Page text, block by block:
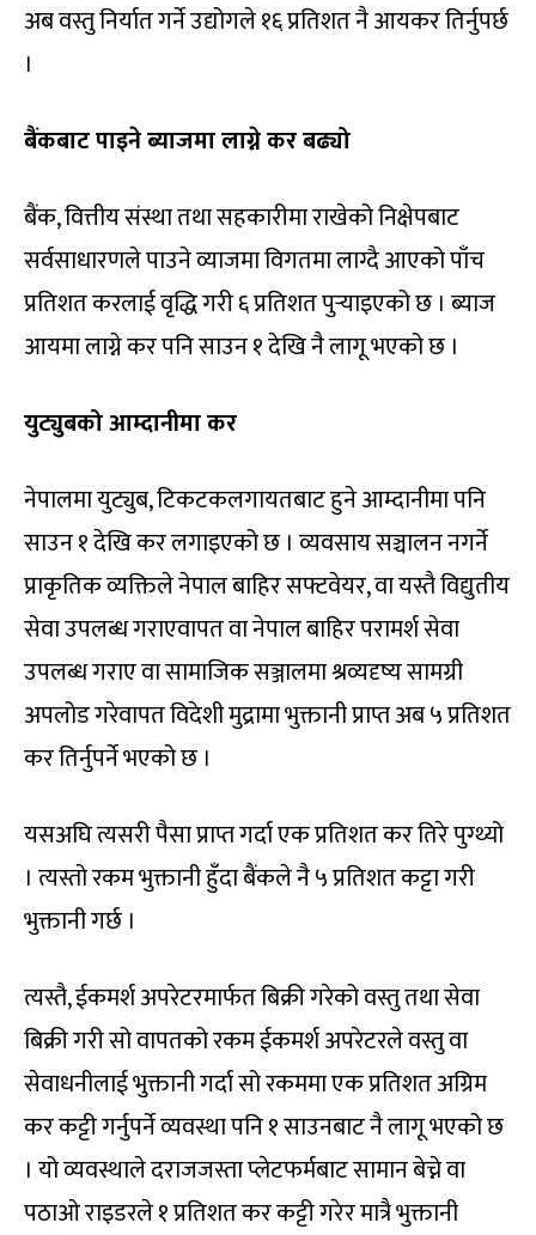
अब वस्तु निर्यात गर्ने उद्योगले १६ प्रतिशत नै आयकर तिर्नुपर्छ
।
बैंकबाट पाइने ब्याजमा लाग्ने कर बढ्यो
बैंक, वित्तीय संस्था तथा सहकारीमा राखेको निक्षेपबाट
सर्वसाधारणले पाउने व्याजमा विगतमा लाग्दै आएको पाँच
प्रतिशत करलाई वृद्धि गरी ६ प्रतिशत पुर्‍याइएको छ । ब्याज
आयमा लाग्ने कर पनि साउन १ देखि नै लागू भएको छ ।
युट्युबको आम्दानीमा कर
नेपालमा युट्युब, टिकटकलगायतबाट हुने आम्दानीमा पनि
साउन १ देखि कर लगाइएको छ । व्यवसाय सञ्चालन नगर्ने
प्राकृतिक व्यक्तिले नेपाल बाहिर सफ्टवेयर, वा यस्तै विद्युतीय
सेवा उपलब्ध गराएवापत वा नेपाल बाहिर परामर्श सेवा
उपलब्ध गराए वा सामाजिक सञ्जालमा श्रव्यदृष्य सामग्री
अपलोड गरेवापत विदेशी मुद्रामा भुक्तानी प्राप्त अब ५ प्रतिशत
कर तिर्नुपर्ने भएको छ ।
यसअघि त्यसरी पैसा प्राप्त गर्दा एक प्रतिशत कर तिरे पुग्थ्यो
। त्यस्तो रकम भुक्तानी हुँदा बैंकले नै ५ प्रतिशत कट्टा गरी
भुक्तानी गर्छ ।
त्यस्तै, ईकमर्श अपरेटरमार्फत बिक्री गरेको वस्तु तथा सेवा
बिक्री गरी सो वापतको रकम ईकमर्श अपरेटरले वस्तु वा
सेवाधनीलाई भुक्तानी गर्दा सो रकममा एक प्रतिशत अग्रिम
कर कट्टी गर्नुपर्ने व्यवस्था पनि १ साउनबाट नै लागू भएको छ
। यो व्यवस्थाले दराजजस्ता प्लेटफर्मबाट सामान बेच्ने वा
पठाओ राइडरले १ प्रतिशत कर कट्टी गरेर मात्रै भुक्तानी